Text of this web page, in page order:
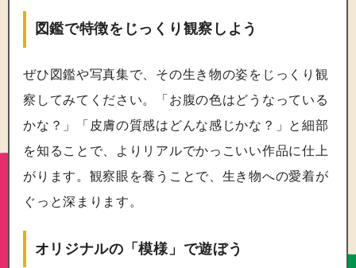
図鑑で特徴をじっくり観察しよう
ぜひ図鑑や写真集で、その生き物の姿をじっくり観
察してみてください。「お腹の色はどうなっている
かな？」「皮膚の質感はどんな感じかな？」と細部
を知ることで、よりリアルでかっこいい作品に仕上
がります。観察眼を養うことで、生き物への愛着が
ぐっと深まります。
オリジナルの「模様」で遊ぼう